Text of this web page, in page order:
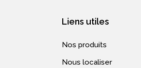
Liens utiles
Nos produits
Nous localiser